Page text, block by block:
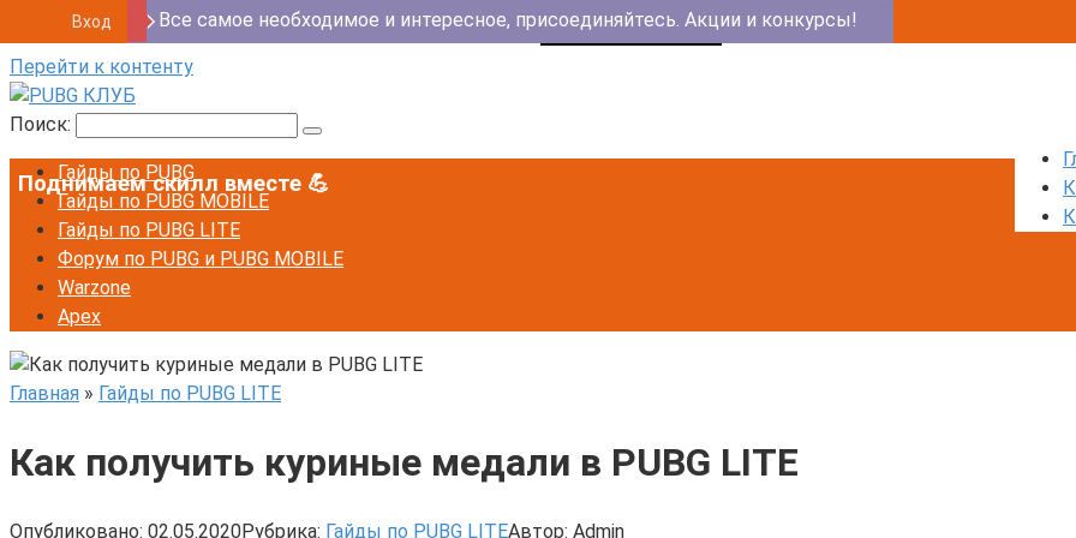
Перейти к контенту
PUBG КЛУБ
Поднимаем скилл вместе 💪
Поиск:
Гайды по PUBG
Гайды по PUBG MOBILE
Гайды по PUBG LITE
Форум по PUBG и PUBG MOBILE
Warzone
Apex
Главная » Гайды по PUBG LITE
Как получить куриные медали в PUBG LITE
Опубликовано: 02.05.2020Рубрика: Гайды по PUBG LITEАвтор: Admin
Вход Все самое необходимое и интересное, присоединяйтесь. Акции и конкурсы!